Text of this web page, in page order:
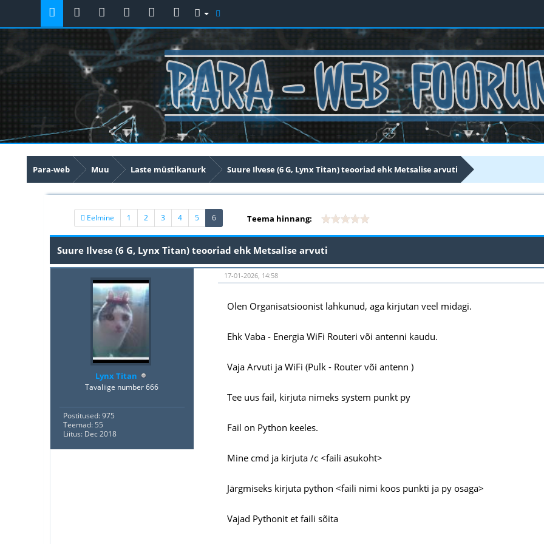
Para-web Muu Laste müstikanurk Suure Ilvese (6 G, Lynx Titan) teooriad ehk Metsalise arvuti
Eelmine 1 2 3 4 5 6(current) Teema hinnang:
Suure Ilvese (6 G, Lynx Titan) teooriad ehk Metsalise arvuti
Lynx Titan
Tavaliige number 666
Postitused: 975
Teemad: 55
Liitus: Dec 2018
17-01-2026, 14:58
Olen Organisatsioonist lahkunud, aga kirjutan veel midagi.
Ehk Vaba - Energia WiFi Routeri või antenni kaudu.
Vaja Arvuti ja WiFi (Pulk - Router või antenn )
Tee uus fail, kirjuta nimeks system punkt py
Fail on Python keeles.
Mine cmd ja kirjuta /c <faili asukoht>
Järgmiseks kirjuta python <faili nimi koos punkti ja py osaga>
Vajad Pythonit et faili sõita